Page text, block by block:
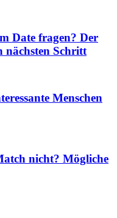
Date fragen? Der
Schritt
Menschen
nicht? Mögliche